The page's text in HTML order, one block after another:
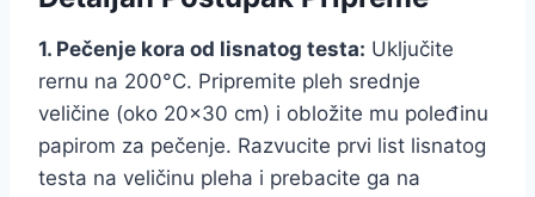
1. Pečenje kora od lisnatog testa: Uključite
rernu na 200°C. Pripremite pleh srednje
veličine (oko 20×30 cm) i obložite mu poleđinu
papirom za pečenje. Razvucite prvi list lisnatog
testa na veličinu pleha i prebacite ga na